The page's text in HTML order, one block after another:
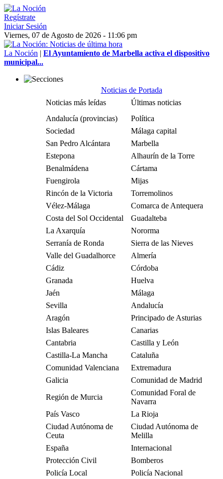
Regístrate
Iniciar Sesión
Viernes, 07 de Agosto de 2026 - 11:06 pm
La Noción | El Ayuntamiento de Marbella activa el dispositivo
municipal...
Noticias de Portada
Noticias más leídas
Últimas noticias
Andalucía (provincias)
Política
Sociedad
Málaga capital
San Pedro Alcántara
Marbella
Estepona
Alhaurín de la Torre
Benalmádena
Cártama
Fuengirola
Mijas
Rincón de la Victoria
Torremolinos
Vélez-Málaga
Comarca de Antequera
Costa del Sol Occidental
Guadalteba
La Axarquía
Nororma
Serranía de Ronda
Sierra de las Nieves
Valle del Guadalhorce
Almería
Cádiz
Córdoba
Granada
Huelva
Jaén
Málaga
Sevilla
Andalucía
Aragón
Principado de Asturias
Islas Baleares
Canarias
Cantabria
Castilla y León
Castilla-La Mancha
Cataluña
Comunidad Valenciana
Extremadura
Galicia
Comunidad de Madrid
Región de Murcia
Comunidad Foral de
Navarra
País Vasco
La Rioja
Ciudad Autónoma de
Ceuta
Ciudad Autónoma de
Melilla
España
Internacional
Protección Civil
Bomberos
Policía Local
Policía Nacional